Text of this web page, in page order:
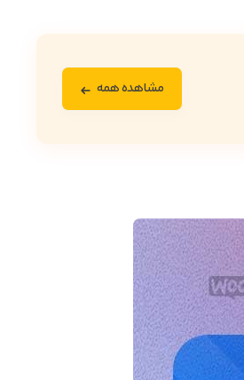
مشاهده همه